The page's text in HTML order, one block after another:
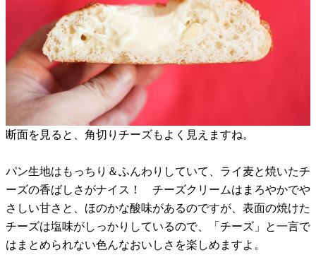
断面を見ると、角切りチーズもよく見えますね。
パン生地はもっちり＆ふんわりしていて、ライ麦と焼いたチ
ーズの香ばしさがナイス！ チーズクリームはまろやかでや
さしい甘さと、ほのかな酸味があるのですが、表面の焼けた
チーズは塩味がしっかりしているので、「チーズ」と一言で
はまとめられない色んなおいしさを楽しめますよ。